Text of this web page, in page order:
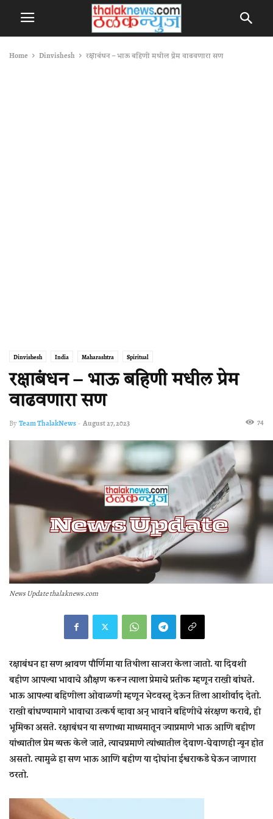
Home Dinvishesh रक्षाबंधन – भाऊ बहिणी मधील प्रेम वाढवणारा सण
Dinvishesh India Maharashtra Spiritual
रक्षाबंधन – भाऊ बहिणी मधील प्रेम
वाढवणारा सण
By Team ThalakNews- August 27, 2023 74
News Update thalaknews.com
रक्षाबंधन हा सण श्रावण पौर्णिमा या तिथीला साजरा केला जातो. या दि‍वशी
बहीण आपल्या भावाचे औक्षण करून त्याला प्रेमाचे प्रतीक म्हणून राखी बांधते.
भाऊ आपल्या बहिणीला ओवाळणी म्हणून भेटवस्तू देऊन तिला आशीर्वाद देतो.
राखी बांधण्यामागे भावाचा उत्कर्ष व्हावा अन् भावाने बहिणीचे संरक्षण करावे, ही
भूमिका असते. रक्षाबंधन या सणाच्या माध्यमातून ज्याप्रमाणे भाऊ आणि बहीण
यांच्यातील प्रेम व्यक्त केले जाते, त्याचप्रमाणे त्यांच्यातील देवाण-घेवाणही न्यून होत
असतो. त्यामुळे हा सण भाऊ आणि बहीण या दोघांना ईश्वराकडे घेऊन जाणारा
ठरतो.